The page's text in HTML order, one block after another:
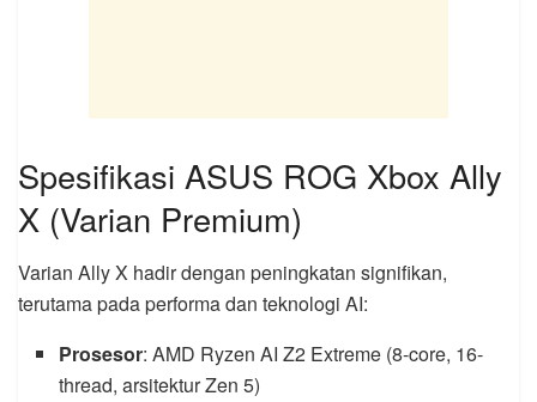
Spesifikasi ASUS ROG Xbox Ally
X (Varian Premium)
Varian Ally X hadir dengan peningkatan signifikan,
terutama pada performa dan teknologi AI:
Prosesor: AMD Ryzen AI Z2 Extreme (8-core, 16-
thread, arsitektur Zen 5)